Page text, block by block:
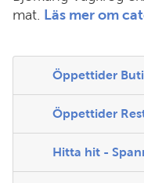
mat. Läs mer om
Öppettider
Öppettider
Hitta hit -